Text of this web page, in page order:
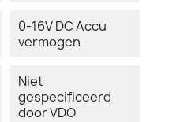
0-16V DC Accu
vermogen
Niet
gespecificeerd
door VDO